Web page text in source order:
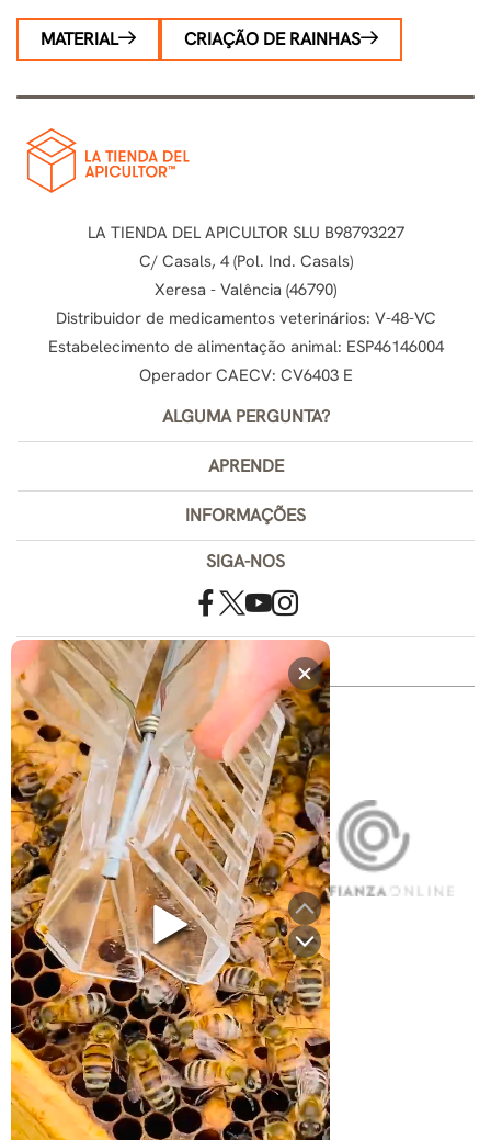
MATERIAL CRIAÇÃO DE RAINHAS
LA TIENDA DEL APICULTOR SLU B98793227
C/ Casals, 4 (Pol. Ind. Casals)
Xeresa - Valência (46790)
Distribuidor de medicamentos veterinários: V-48-VC
Estabelecimento de alimentação animal: ESP46146004
Operador CAECV: CV6403 E
ALGUMA PERGUNTA?
APRENDE
INFORMAÇÕES
SIGA-NOS
Nuestros
envíos
son
neutros
en
carbono